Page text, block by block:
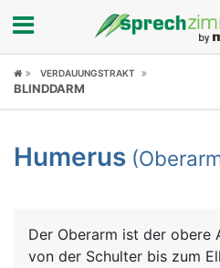
Fokus
Symptome
News
VERDAUUNGSTRAKT
BLINDDARM
Humerus
Der Oberarm ist der obere
von der Schulter bis zum